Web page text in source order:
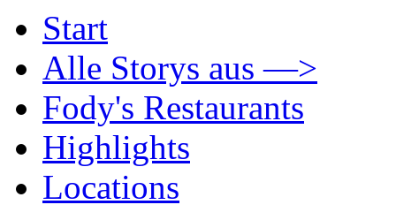
Start
Alle Storys aus —>
Fody's Restaurants
Highlights
Locations